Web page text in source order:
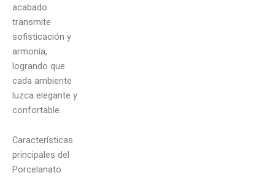
acabado
transmite
sofisticación y
armonía,
logrando que
cada ambiente
luzca elegante y
confortable.
Características
principales del
Porcelanato